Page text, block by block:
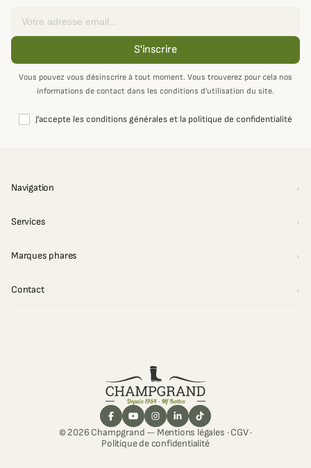
S'inscrire
Vous pouvez vous désinscrire à tout moment. Vous trouverez pour cela nos
informations de contact dans les conditions d'utilisation du site.
J'accepte les conditions générales et la politique de confidentialité
Navigation
Services
Marques phares
Contact
© 2026 Champgrand — Mentions légales ·CGV·
Politique de confidentialité